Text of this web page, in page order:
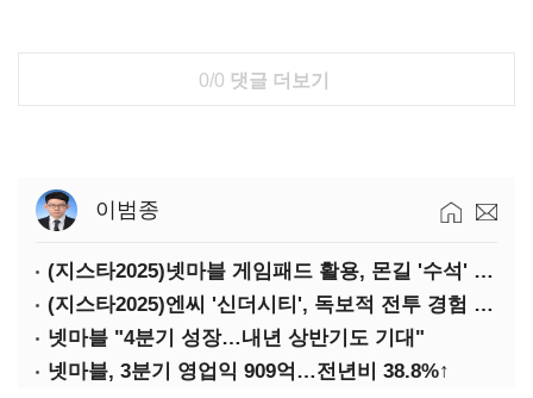
0/0 댓글 더보기
이범종
(지스타2025)넷마블 게임패드 활용, 몬길 '수석' 7대죄 '차석'
(지스타2025)엔씨 '신더시티', 독보적 전투 경험 필요
넷마블 "4분기 성장…내년 상반기도 기대"
넷마블, 3분기 영업익 909억…전년비 38.8%↑